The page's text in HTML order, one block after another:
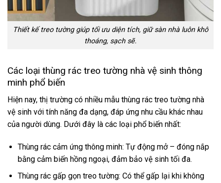
Thiết kế treo tường giúp tối ưu diện tích, giữ sàn nhà luôn khô
thoáng, sạch sẽ.
Các loại thùng rác treo tường nhà vệ sinh thông
minh phổ biến
Hiện nay, thị trường có nhiều mẫu thùng rác treo tường nhà
vệ sinh với tính năng đa dạng, đáp ứng nhu cầu khác nhau
của người dùng. Dưới đây là các loại phổ biến nhất:
Thùng rác cảm ứng thông minh: Tự động mở – đóng nắp
bằng cảm biến hồng ngoại, đảm bảo vệ sinh tối đa.
Thùng rác gấp gọn treo tường: Có thể gấp lại khi không